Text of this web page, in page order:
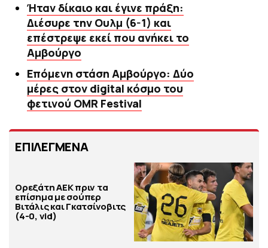
Ήταν δίκαιο και έγινε πράξη:
Διέσυρε την Ουλμ (6-1) και
επέστρεψε εκεί που ανήκει το
Αμβούργο
Επόμενη στάση Αμβούργο: Δύο
μέρες στον digital κόσμο του
φετινού OMR Festival
ΕΠΙΛΕΓΜΕΝΑ
Ορεξάτη ΑΕΚ πριν τα
επίσημα με σούπερ
Βιτάλις και Γκατσίνοβιτς
(4-0, vid)